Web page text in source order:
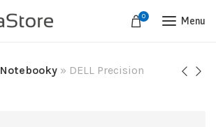
0 Menu
Notebooky » DELL Precision